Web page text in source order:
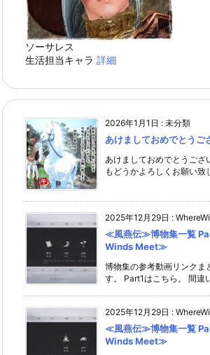
ソーサレス
生活担当キャラ 詳細
2026年1月1日 : 未分類
あけましておめでとうご
あけましておめでとうござ
もどうかよろしくお願い致
2025年12月29日 :
≪風燕伝≫博物集一覧
Winds Meet≫
博物集の参考動画リンクま
す。 Part1はこちら。 間違
2025年12月29日 :
≪風燕伝≫博物集一覧
Winds Meet≫